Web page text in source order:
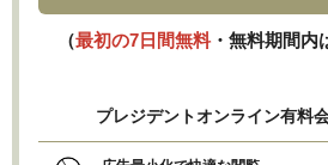
（最初の7日間無料・無料期間内
プレジデントオンライン有料